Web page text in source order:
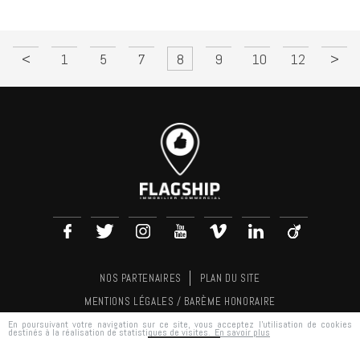
< 1 5 7 8 9 10 12 >
NOS PARTENAIRES
PLAN DU SITE
MENTIONS LÉGALES / BARÈME HONORAIRE
RÉALISATIONAGENCE PLUS
En poursuivant votre navigation sur ce site, vous acceptez l'utilisation de cookies
destinés à la réalisation de statistiques de visites. En savoir plus